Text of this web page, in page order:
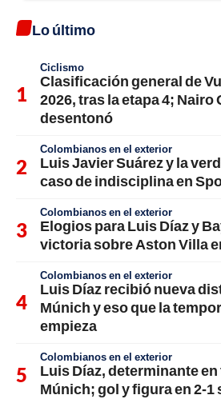
Lo último
Ciclismo
Clasificación general de
2026, tras la etapa 4; Nairo
desentonó
Colombianos en el exterior
Luis Javier Suárez y la
caso de indisciplina en
Colombianos en el exterior
Elogios para Luis Díaz y
victoria sobre Aston Villa
Colombianos en el exterior
Luis Díaz recibió nueva
Múnich y eso que la
empieza
Colombianos en el exterior
Luis Díaz, determinante
Múnich; gol y figura en 2-